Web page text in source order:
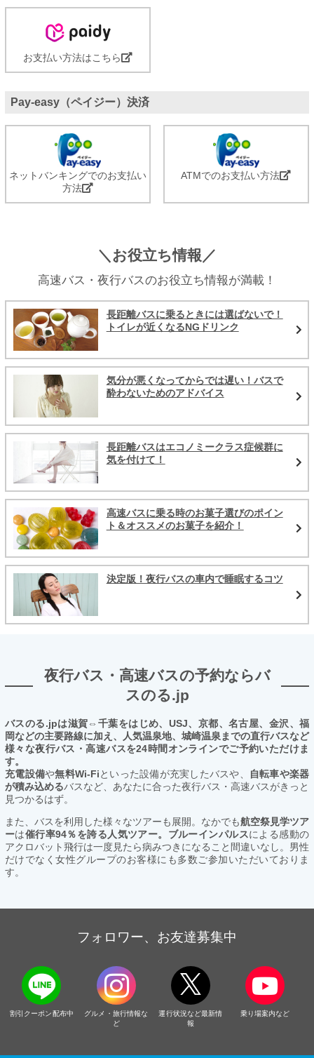
お支払い方法はこちら
Pay-easy（ペイジー）決済
ネットバンキングでのお支払い
方法
ATMでのお支払い方法
＼お役立ち情報／
高速バス・夜行バスのお役立ち情報が満載！
長距離バスに乗るときには選ばないで！
トイレが近くなるNGドリンク
気分が悪くなってからでは遅い！バスで
酔わないためのアドバイス
長距離バスはエコノミークラス症候群に
気を付けて！
高速バスに乗る時のお菓子選びのポイン
ト＆オススメのお菓子を紹介！
決定版！夜行バスの車内で睡眠するコツ
夜行バス・高速バスの予約ならバ
スのる.jp
バスのる.jpは滋賀⇔千葉をはじめ、USJ、京都、名古屋、金沢、福
岡などの主要路線に加え、人気温泉地、城崎温泉までの直行バスなど
様々な夜行バス・高速バスを24時間オンラインでご予約いただけま
す。
充電設備や無料Wi-Fiといった設備が充実したバスや、
自転車や楽器
が積み込めるバスなど、あなたに合った夜行バス・高速バスがきっと
見つかるはず。
また、バスを利用した様々なツアーも展開。なかでも航空祭見学ツア
ーは催行率94％を誇る人気ツアー。ブルーインパルスによる感動の
アクロバット飛行は一度見たら病みつきになること間違いなし。男性
だけでなく女性グループのお客様にも多数ご参加いただいておりま
す。
フォロワー、お友達募集中
割引クーポン配布中
グルメ・旅行情報な
ど
運行状況など最新情
報
乗り場案内など